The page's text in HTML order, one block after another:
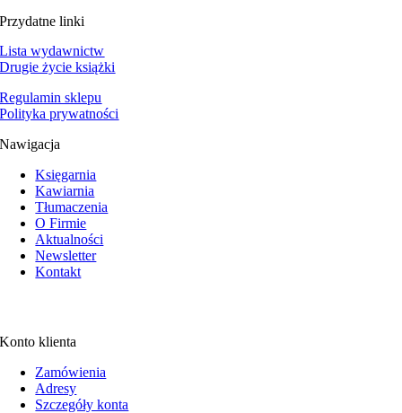
Przydatne linki
Lista wydawnictw
Drugie życie książki
Regulamin sklepu
Polityka prywatności
Nawigacja
Księgarnia
Kawiarnia
Tłumaczenia
O Firmie
Aktualności
Newsletter
Kontakt
Konto klienta
Zamówienia
Adresy
Szczegóły konta